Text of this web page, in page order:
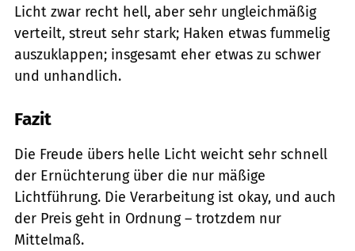
Licht zwar recht hell, aber sehr ungleichmäßig
verteilt, streut sehr stark; Haken etwas fummelig
auszuklappen; insgesamt eher etwas zu schwer
und unhandlich.
Fazit
Die Freude übers helle Licht weicht sehr schnell
der Ernüchterung über die nur mäßige
Lichtführung. Die Verarbeitung ist okay, und auch
der Preis geht in Ordnung – trotzdem nur
Mittelmaß.